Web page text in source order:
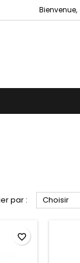
Bienvenue,
par : Choisir
favorite_border